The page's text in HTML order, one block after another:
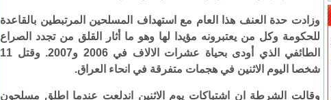
وزادت حدة العنف هذا العام مع استهداف المسلحين المرتبطين بالقاعدة
للحكومة وكل من يعتبرونه مؤيدا لها وهو ما أثار القلق من تجدد الصراع
الطائفي الذي أودى بحياة عشرات الالاف في 2006 و2007. وقتل 11
شخصا اليوم الاثنين في هجمات متفرقة في انحاء العراق.
وقالت الشرطة ان اشتباكات يوم الاثنين اندلعت عندما اطلق مسلحون